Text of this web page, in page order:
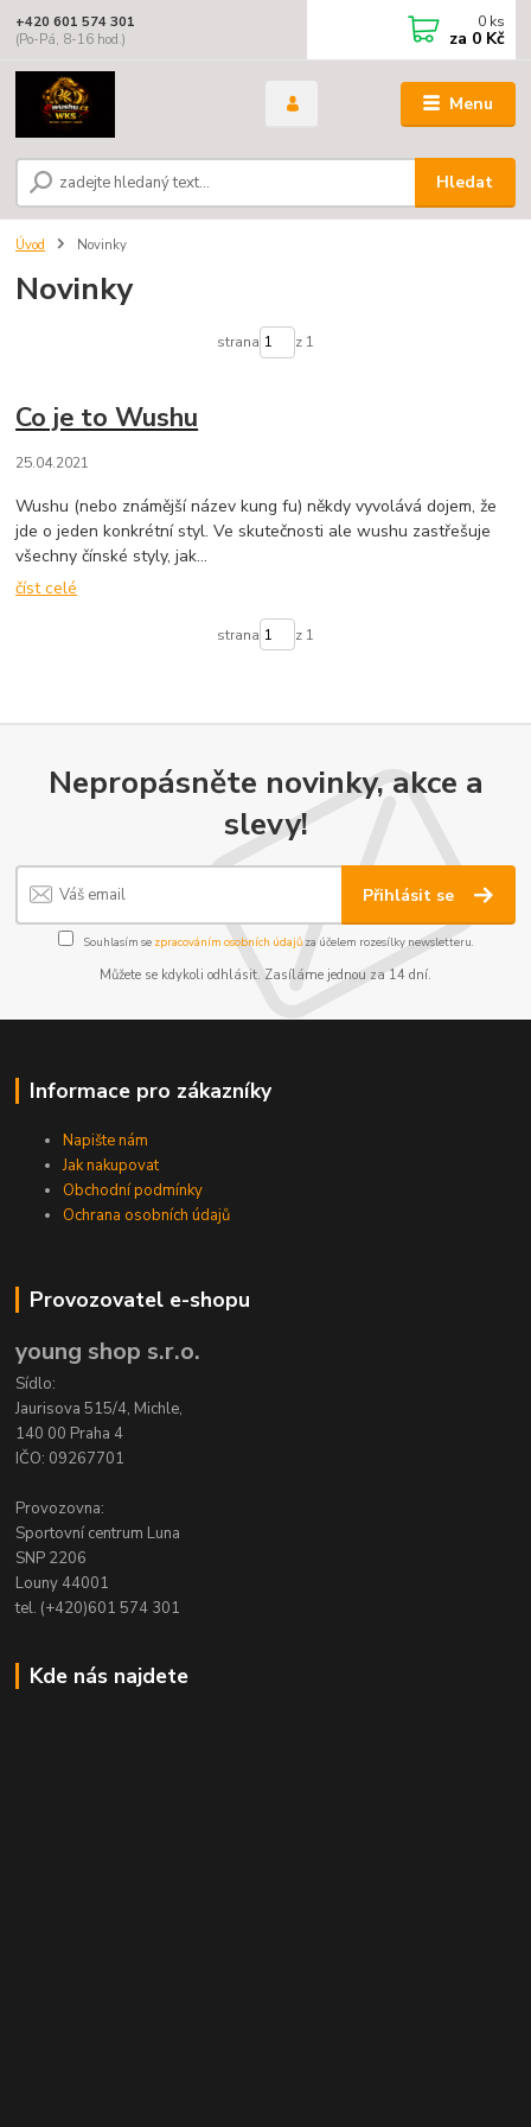
Menu
Hledat
+420 601 574 301
(Po-Pá, 8-16 hod.)
0 ks
za 0 Kč
Úvod Novinky
Novinky
strana z 1
Co je to Wushu
25.04.2021
Wushu (nebo známější název kung fu) někdy vyvolává dojem, že
jde o jeden konkrétní styl. Ve skutečnosti ale wushu zastřešuje
všechny čínské styly, jak...
číst celé
strana z 1
Nepropásněte novinky, akce a
slevy!
Přihlásit se
Souhlasím se zpracováním osobních údajůza účelem rozesílky newsletteru.
Můžete se kdykoli odhlásit. Zasíláme jednou za 14 dní.
Informace pro zákazníky
Napište nám
Jak nakupovat
Obchodní podmínky
Ochrana osobních údajů
Provozovatel e-shopu
young shop s.r.o.
Sídlo:
Jaurisova 515/4, Michle,
140 00 Praha 4
IČO: 09267701
Provozovna:
Sportovní centrum Luna
SNP 2206
Louny 44001
tel. (+420)601 574 301
Kde nás najdete